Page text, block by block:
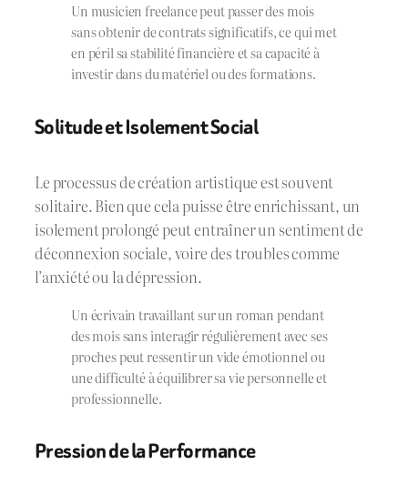
Un musicien freelance peut passer des mois
sans obtenir de contrats significatifs, ce qui met
en péril sa stabilité financière et sa capacité à
investir dans du matériel ou des formations.
Solitude et Isolement Social
Le processus de création artistique est souvent
solitaire. Bien que cela puisse être enrichissant, un
isolement prolongé peut entraîner un sentiment de
déconnexion sociale, voire des troubles comme
l’anxiété ou la dépression.
Un écrivain travaillant sur un roman pendant
des mois sans interagir régulièrement avec ses
proches peut ressentir un vide émotionnel ou
une difficulté à équilibrer sa vie personnelle et
professionnelle.
Pression de la Performance